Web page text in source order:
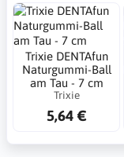
Trixie DENTAfun
Naturgummi-Ball
am Tau - 7 cm
Trixie
5,64 €